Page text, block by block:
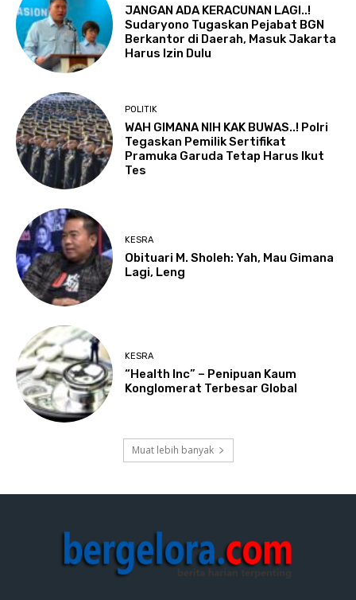
JANGAN ADA KERACUNAN LAGI..!
Sudaryono Tugaskan Pejabat BGN
Berkantor di Daerah, Masuk Jakarta
Harus Izin Dulu
POLITIK
WAH GIMANA NIH KAK BUWAS..! Polri
Tegaskan Pemilik Sertifikat
Pramuka Garuda Tetap Harus Ikut
Tes
KESRA
Obituari M. Sholeh: Yah, Mau Gimana
Lagi, Leng
KESRA
“Health Inc” – Penipuan Kaum
Konglomerat Terbesar Global
Muat lebih banyak